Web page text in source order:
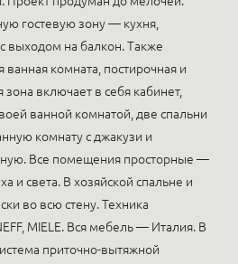
гостевую зону — кухня,
выходом на балкон. Также
ванная комната, постирочная и
включает в себя кабинет,
ванной комнатой, две спальни
комнату с джакузи и
Все помещения просторные —
и света. В хозяйской спальне и
во всю стену. Техника
MIELE. Вся мебель — Италия. В
приточно-вытяжной